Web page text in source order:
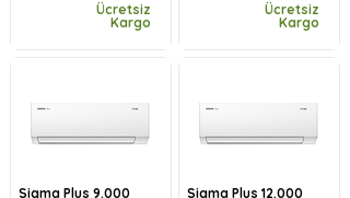
Ücretsiz
Kargo
Sigma Plus 9.000
Ücretsiz
Kargo
Sigma Plus 12.000